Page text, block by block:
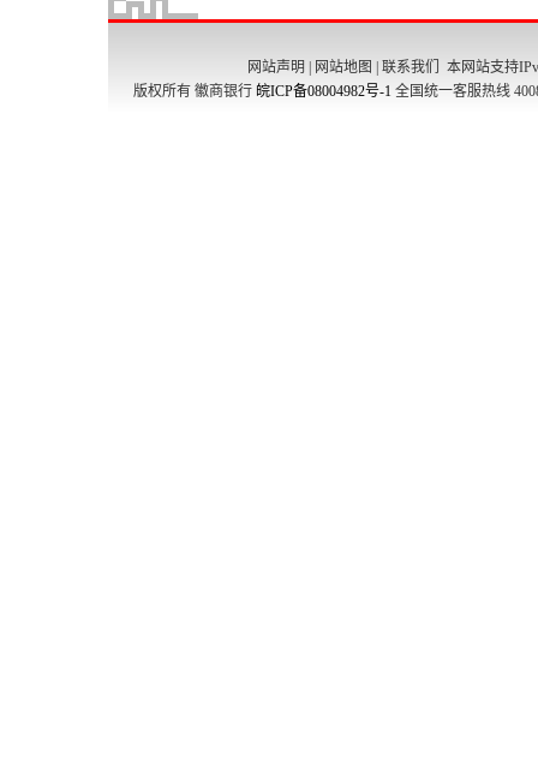
网站声明 网站地图 联系我们
本网站支持
版权所有 徽商银行 皖ICP备08004982号-1 全国统一客服热线